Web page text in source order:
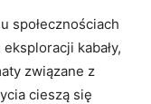
społecznościach
kabały,
związane z
cieszą się